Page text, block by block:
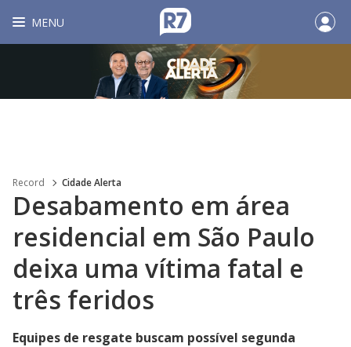
MENU
Record Cidade Alerta
Desabamento em área
residencial em São Paulo
deixa uma vítima fatal e
três feridos
Equipes de resgate buscam possível segunda